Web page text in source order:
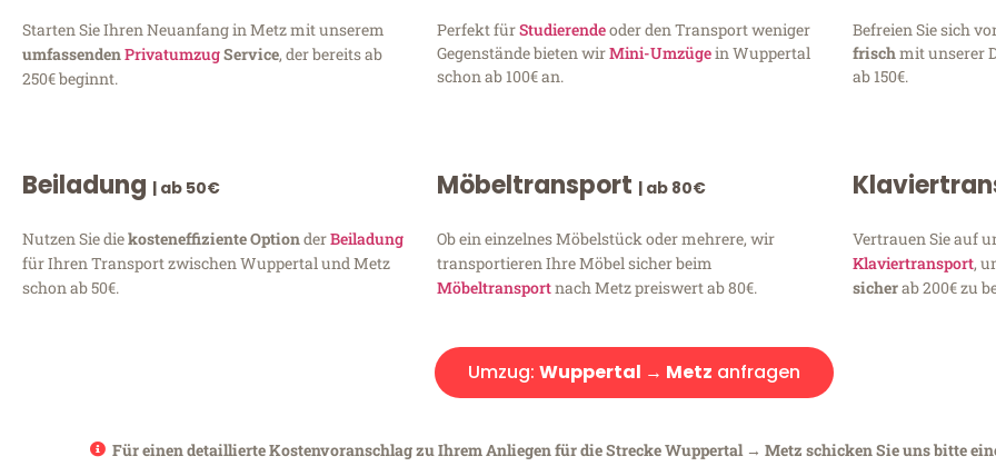
Starten Sie Ihren Neuanfang in Metz mit unserem
umfassendenPrivatumzugService, der bereits ab
250€ beginnt.
Perfekt fürStudierendeoder den Transport weniger
Gegenstände bieten wirMini-Umzügein Wuppertal
schon ab 100€ an.
Befreien Sie sich
frischmit unserer
ab 150€.
Beiladung | ab 50€
Nutzen Sie diekosteneffiziente OptionderBeiladung
für Ihren Transport zwischen Wuppertal und Metz
schon ab 50€.
Möbeltransport | ab 80€
Ob ein einzelnes Möbelstück oder mehrere, wir
transportieren Ihre Möbel sicher beim
Möbeltransportnach Metz preiswert ab 80€.
Vertrauen Sie auf
Klaviertransport,
sicherab 200€ zu
Umzug: Wuppertal → Metz anfragen
Für einen detaillierte Kostenvoranschlag zu Ihrem Anliegen für die Strecke Wuppertal → Metz schicken Sie uns bitte